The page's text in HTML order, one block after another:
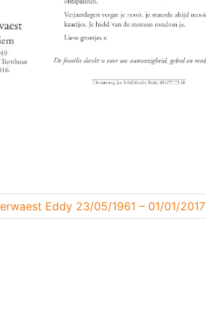
bericht
Eddy 23/05/1961 – 01/01/2017